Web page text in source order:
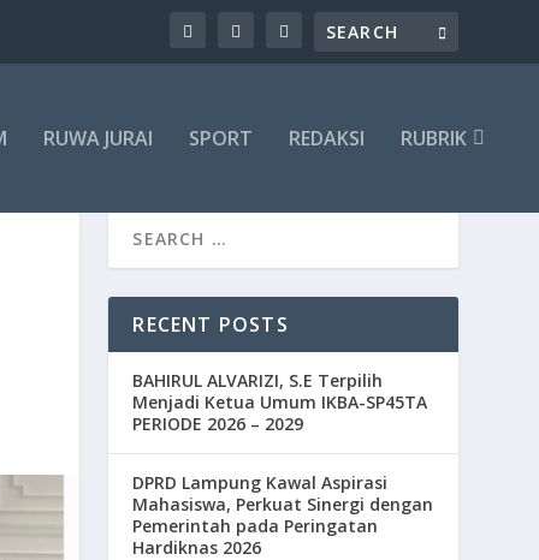
RUWA JURAI SPORT REDAKSI RUBRIK
RECENT POSTS
BAHIRUL ALVARIZI, S.E Terpilih
Menjadi Ketua Umum IKBA-SP45TA
PERIODE 2026 – 2029
DPRD Lampung Kawal Aspirasi
Mahasiswa, Perkuat Sinergi dengan
Pemerintah pada Peringatan
Hardiknas 2026